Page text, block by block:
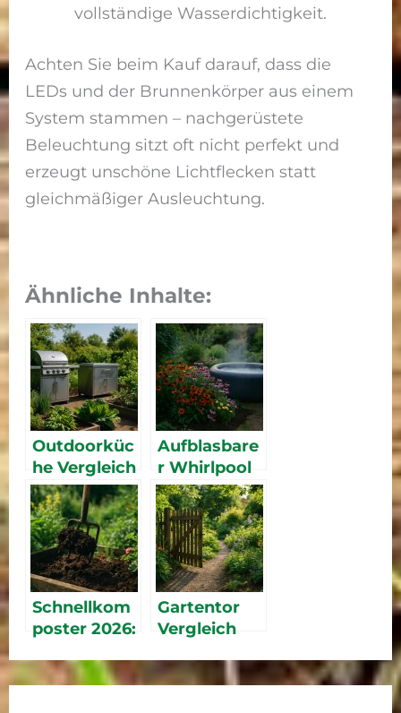
vollständige Wasserdichtigkeit.
Achten Sie beim Kauf darauf, dass die
LEDs und der Brunnenkörper aus einem
System stammen – nachgerüstete
Beleuchtung sitzt oft nicht perfekt und
erzeugt unschöne Lichtflecken statt
gleichmäßiger Ausleuchtung.
Ähnliche Inhalte:
Outdoorküc
he Vergleich
2026 – die
besten
Outdoor-
Küchenmod
ule & BBQ-
Stationen
Aufblasbare
r Whirlpool
2026 – die
besten
Outdoor-
Whirlpools
im Vergleich
Schnellkom
poster 2026:
Modelle im
Gartentor
Vergleich
richtige Tor